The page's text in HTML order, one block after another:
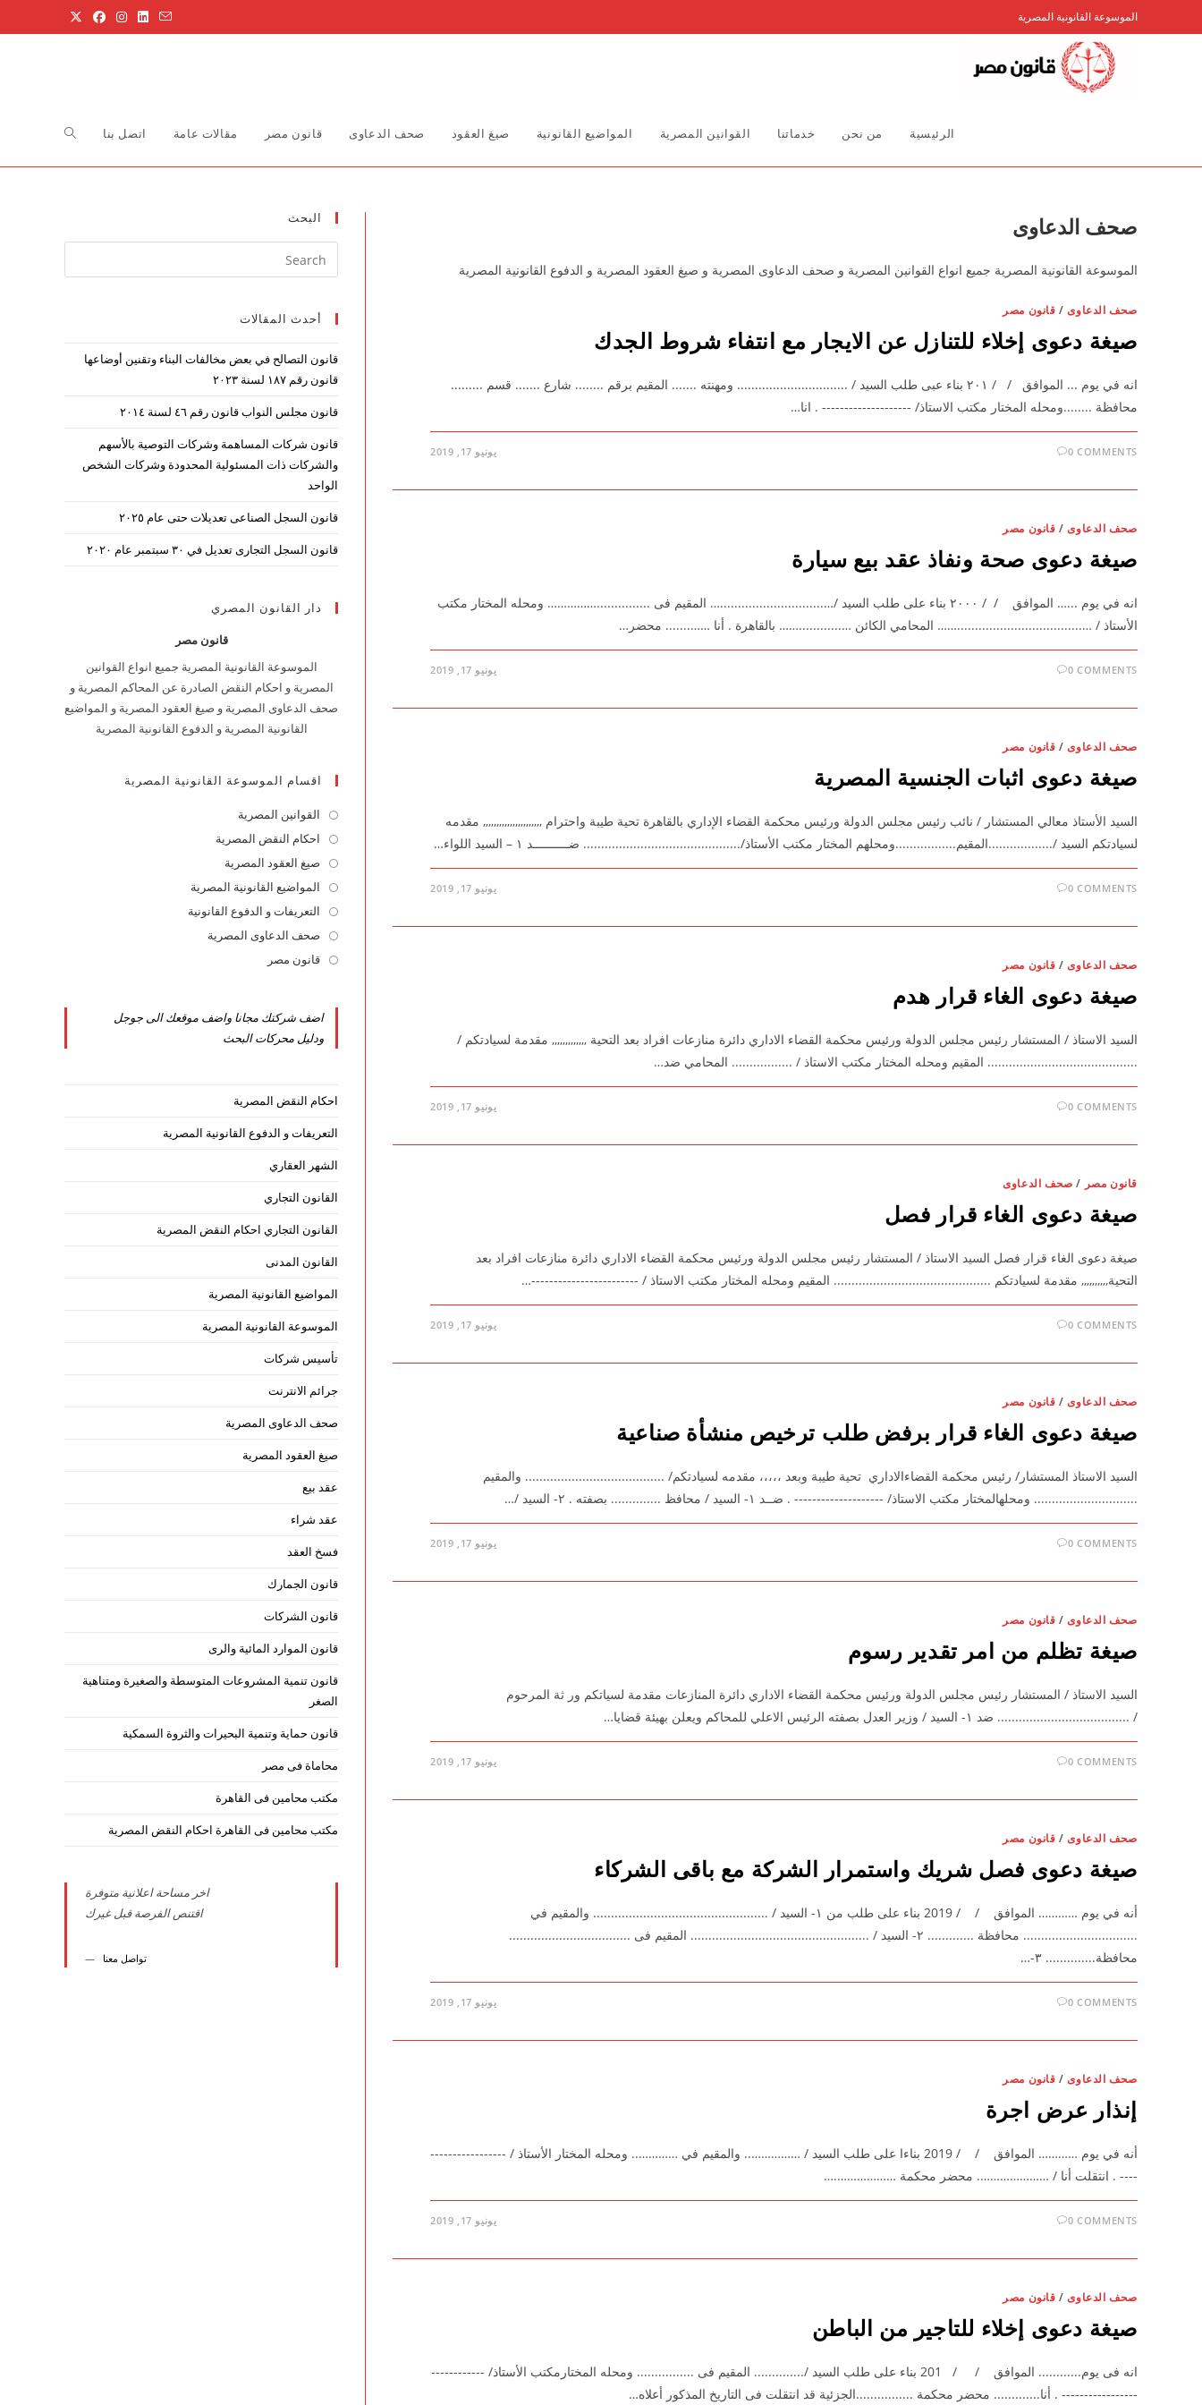
to
الموسوعة القانونية المصرية
الرئيسية من نحن خدماتنا القوانين المصرية المواضيع القانونية صيغ العقود صحف الدعاوى قانون مصر مقالات عامة اتصل بنا Toggle
صحف الدعاوى
الموسوعة القانونية المصرية جميع انواع القوانين المصرية و صحف الدعاوى المصرية و صيغ العقود المصرية و الدفوع القانونية المصرية
صحف الدعاوى/ قانون مصر
صيغة دعوى إخلاء للتنازل عن الايجار مع انتفاء شروط الجدك
انه في يوم ... الموافق / / ۲۰۱ بناء عبى طلب السيد / ............................... ومهنته ....... المقيم برقم ........ شارع ....... قسم .........
محافظة ........ومحله المختار مكتب الاستاذ/ -------------------- . انا…
0 COMMENTS يونيو 17, 2019
صحف الدعاوى/ قانون مصر
صيغة دعوى صحة ونفاذ عقد بيع سيارة
انه في يوم ...… الموافق / / ۲۰۰۰ بناء على طلب السيد /….............................… المقيم فى ...............…………… ومحله المختار مكتب
الأستاذ / …...................................…… المحامي الكائن …............…… بالقاهرة . أنا ……....... محضر…
0 COMMENTS يونيو 17, 2019
صحف الدعاوى/ قانون مصر
صيغة دعوى اثبات الجنسية المصرية
السيد الأستاذ معالي المستشار / نائب رئيس مجلس الدولة ورئيس محكمة القضاء الإداري بالقاهرة تحية طيبة واحترام ,,,,,,,,,,,,,,,,,,,,,, مقدمه
لسيادتكم السيد /..................المقيم.................ومحلهم المختار مكتب الأستاذ/............................................ ضــــــــــد ۱ – السيد اللواء…
0 COMMENTS يونيو 17, 2019
صحف الدعاوى/ قانون مصر
صيغة دعوى الغاء قرار هدم
السيد الاستاذ / المستشار رئيس مجلس الدولة ورئيس محكمة القضاء الاداري دائرة منازعات افراد بعد التحية ,,,,,,,,,,,,, مقدمة لسيادتكم /
.......................................... المقيم ومحله المختار مكتب الاستاذ / ................. المحامي ضد…
0 COMMENTS يونيو 17, 2019
قانون مصر / صحف الدعاوى
صيغة دعوى الغاء قرار فصل
صيغة دعوى الغاء قرار فصل السيد الاستاذ / المستشار رئيس مجلس الدولة ورئيس محكمة القضاء الاداري دائرة منازعات افراد بعد
التحية,,,,,,,,,, مقدمة لسيادتكم ............................................ المقيم ومحله المختار مكتب الاستاذ / ------------------------…
0 COMMENTS يونيو 17, 2019
صحف الدعاوى/ قانون مصر
صيغة دعوى الغاء قرار برفض طلب ترخيص منشأة صناعية
السيد الاستاذ المستشار/ رئيس محكمة القضاءالاداري تحية طيبة وبعد ،،،،، مقدمه لسيادتكم/ ....................................... والمقيم
............................. ومحلهالمختار مكتب الاستاذ/ -------------------- . ضــد ۱- السيد / محافظ .............. بصفته . ۲- السيد /…
0 COMMENTS يونيو 17, 2019
صحف الدعاوى/ قانون مصر
صيغة تظلم من امر تقدير رسوم
السيد الاستاذ / المستشار رئيس مجلس الدولة ورئيس محكمة القضاء الاداري دائرة المنازعات مقدمة لسياتكم ور ثة المرحوم
/ ..................................... ضد ۱- السيد / وزير العدل بصفته الرئيس الاعلي للمحاكم ويعلن بهيئة قضايا…
0 COMMENTS يونيو 17, 2019
صحف الدعاوى/ قانون مصر
صيغة دعوى فصل شريك واستمرار الشركة مع باقى الشركاء
أنه في يوم ………… الموافق / / 2019 بناء على طلب من ۱- السيد / ................................................. والمقيم في
................................ محافظة ............. ۲- السيد / .................................................. المقيم فى ..................................
محافظة.............. ۳-…
0 COMMENTS يونيو 17, 2019
صحف الدعاوى/ قانون مصر
إنذار عرض اجرة
أنه في يوم ………… الموافق / / 2019 بناءا على طلب السيد / …………….. والمقيم في ………….. ومحله المختار الأستاذ / -----------------
---- . انتقلت أنا / …………………. محضر محكمة ……………….…
0 COMMENTS يونيو 17, 2019
صحف الدعاوى/ قانون مصر
صيغة دعوى إخلاء للتاجير من الباطن
انه فى يوم............ الموافق / / 201 بناء على طلب السيد /.............. المقيم فى ................ ومحله المختارمكتب الأستاذ/ ------------
----------------- . أنا............. محضر محكمة ................الجزئية قد انتقلت فى التاريخ المذكور أعلاه…
البحث
Escape
أحدث المقالات
قانون التصالح في بعض مخالفات البناء وتقنين أوضاعها
قانون رقم ۱۸۷ لسنة ۲۰۲۳
قانون مجلس النواب قانون رقم ٤٦ لسنة ٢٠١٤
قانون شركات المساهمة وشركات التوصية بالأسهم
والشركات ذات المسئولية المحدودة وشركات الشخص
الواحد
قانون السجل الصناعى تعديلات حتى عام ٢٠٢٥
قانون السجل التجارى تعديل في ٣٠ سبتمبر عام ٢٠٢٠
دار القانون المصري
قانون مصر
الموسوعة القانونية المصرية جميع انواع القوانين
المصرية و احكام النقض الصادرة عن المحاكم المصرية و
صحف الدعاوى المصرية و صيغ العقود المصرية و المواضيع
القانونية المصرية و الدفوع القانونية المصرية
اقسام الموسوعة القانونية المصرية
القوانين المصرية
in
a
new
tab
احكام النقض المصرية
a
new
صيغ العقود المصرية
in
a
new
المواضيع القانونية المصرية
inالتعريفات و الدفوع القانونية
صحف الدعاوى المصرية
tab
قانون مصر
new
tab
اضف شركتك مجانا واضف موقعك الى جوجل
ودليل محركات البحث
احكام النقض المصرية
التعريفات و الدفوع القانونية المصرية
الشهر العقاري
القانون التجاري
القانون التجاري احكام النقض المصرية
القانون المدنى
المواضيع القانونية المصرية
الموسوعة القانونية المصرية
تأسيس شركات
جرائم الانترنت
صحف الدعاوى المصرية
صيغ العقود المصرية
عقد بيع
عقد شراء
فسخ العقد
قانون الجمارك
قانون الشركات
قانون الموارد المائية والرى
قانون تنمية المشروعات المتوسطة والصغيرة ومتناهية
الصغر
قانون حماية وتنمية البحيرات والثروة السمكية
محاماة فى مصر
مكتب محامين فى القاهرة
مكتب محامين فى القاهرة احكام النقض المصرية
اخر مساحة اعلانية متوفرة
اقتنص الفرصة قبل غيرك
تواصل معنا